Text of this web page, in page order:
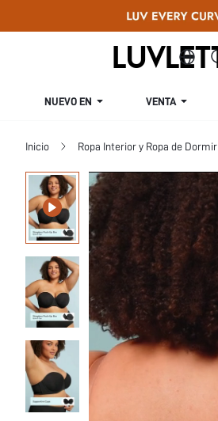
NUEVO EN VENTA
Inicio Ropa Interior y Ropa de Dormir